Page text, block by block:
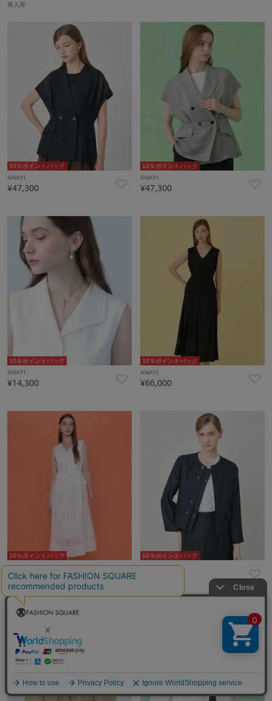
再入荷
10％ポイントバック
ANAYI
¥47,300
10％ポイントバック
ANAYI
¥47,300
10％ポイントバック
ANAYI
¥14,300
10％ポイントバック
ANAYI
¥66,000
10％ポイントバック
ANAYI
¥66,000
10％ポイントバック
ANAYI